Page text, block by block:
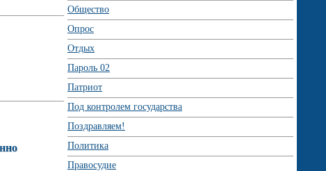
Общество
Опрос
Отдых
Пароль 02
Патриот
Под контролем государства
Поздравляем!
Политика
Правосудие